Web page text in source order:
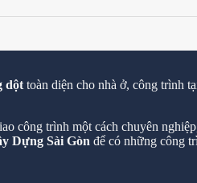
dột toàn diện cho nhà ở, công trình
công trình một cách chuyên
Dựng Sài Gòn để có những công